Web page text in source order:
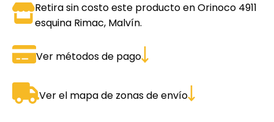
Retira sin costo este producto en Orinoco 4911
esquina Rimac, Malvín.
Ver métodos de pago
Ver el mapa de zonas de envío